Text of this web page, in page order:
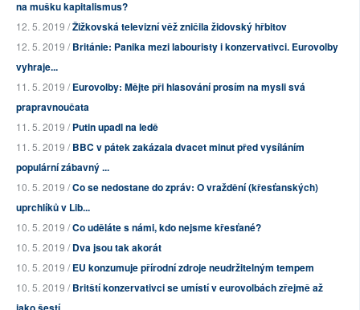
na mušku kapitalismus?
12. 5. 2019 /Žižkovská televizní věž zničila židovský hřbitov
12. 5. 2019 /Británie: Panika mezi labouristy i konzervativci. Eurovolby
vyhraje...
11. 5. 2019 /Eurovolby: Mějte při hlasování prosím na mysli svá
prapravnoučata
11. 5. 2019 /Putin upadl na ledě
11. 5. 2019 /BBC v pátek zakázala dvacet minut před vysíláním
populární zábavný ...
10. 5. 2019 /Co se nedostane do zpráv: O vraždění (křesťanských)
uprchlíků v Lib...
10. 5. 2019 /Co uděláte s námi, kdo nejsme křesťané?
10. 5. 2019 /Dva jsou tak akorát
10. 5. 2019 /EU konzumuje přírodní zdroje neudržitelným tempem
10. 5. 2019 /Britští konzervativci se umístí v eurovolbách zřejmě až